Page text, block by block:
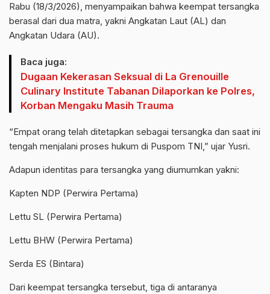
Rabu (18/3/2026), menyampaikan bahwa keempat tersangka
berasal dari dua matra, yakni Angkatan Laut (AL) dan
Angkatan Udara (AU).
Baca juga:
Dugaan Kekerasan Seksual di La Grenouille
Culinary Institute Tabanan Dilaporkan ke Polres,
Korban Mengaku Masih Trauma
“Empat orang telah ditetapkan sebagai tersangka dan saat ini
tengah menjalani proses hukum di Puspom TNI,” ujar Yusri.
Adapun identitas para tersangka yang diumumkan yakni:
Kapten NDP (Perwira Pertama)
Lettu SL (Perwira Pertama)
Lettu BHW (Perwira Pertama)
Serda ES (Bintara)
Dari keempat tersangka tersebut, tiga di antaranya